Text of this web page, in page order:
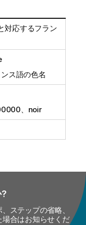
対応するフラン
ス語の色名
、noir
ステップの省略、
合はお知らせくだ